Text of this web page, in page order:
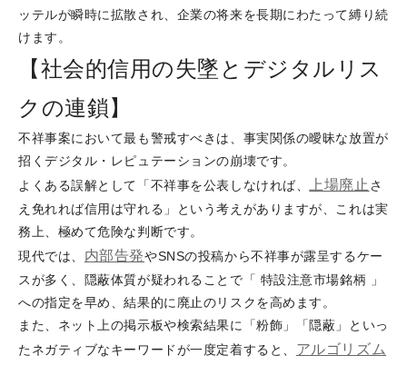
ッテルが瞬時に拡散され、企業の将来を長期にわたって縛り続
けます。
【社会的信用の失墜とデジタルリス
クの連鎖】
不祥事案において最も警戒すべきは、事実関係の曖昧な放置が
招くデジタル・レピュテーションの崩壊です。
よくある誤解として「不祥事を公表しなければ、
上場廃止 さ
え免れれば信用は守れる」という考えがありますが、これは実
務上、極めて危険な判断です。
現代では、 内部告発やSNSの投稿から不祥事が露呈するケー
スが多く、隠蔽体質が疑われることで「 特設注意市場銘柄 」
への指定を早め、結果的に廃止のリスクを高めます。
また、ネット上の掲示板や検索結果に「粉飾」「隠蔽」といっ
たネガティブなキーワードが一度定着すると、 アルゴリズム